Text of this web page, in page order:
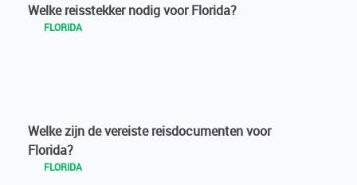
Welke reisstekker nodig voor Florida?
FLORIDA
Welke zijn de vereiste reisdocumenten voor
Florida?
FLORIDA